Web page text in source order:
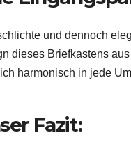
und dennoch
dieses Briefkastens aus
harmonisch in jede
Fazit: